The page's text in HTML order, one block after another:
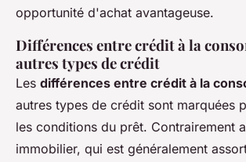
opportunité d'achat avantageuse.
Différences entre crédit à la
autres types de crédit
Les différences entre crédit à la
autres types de crédit sont marquées
les conditions du prêt. Contrairement
immobilier, qui est généralement